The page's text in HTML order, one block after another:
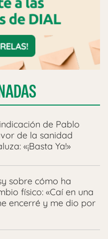
de Pablo
de la sanidad
«¡Basta Ya!»
sobre cómo ha
físico: «Caí en una
encerré y me dio por